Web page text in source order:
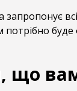
що